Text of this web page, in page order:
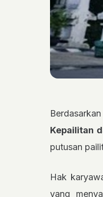
Berdasarkan
Kepailitan
putusan
Hak
yang